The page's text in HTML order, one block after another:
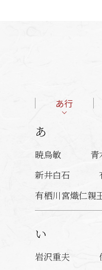
あ行
あ
暁烏敏 青
新井白石
有栖川宮熾仁親
い
岩沢重夫